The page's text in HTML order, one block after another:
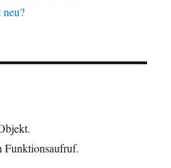
Funktionsaufruf.